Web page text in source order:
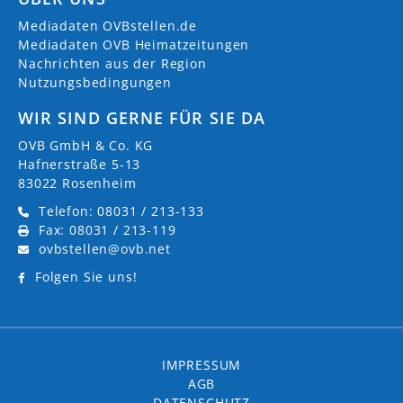
Begleitperson für Schule & Heilpädagogische
Tagesstätte (m/w/d)
Jugendlichen durch Unterstützung der Klassenleitung und
Heilpädagogischen Tagesstätte;...
18.07.2026
Bad Aibling
Pädagogische Fachkraft im Gruppendienst der
HPT (m/w/d)
für die Durchführung einer altersangemessenen Förderung
Förderung der Kinder;...
Mediadaten OVBstellen.de
Mediadaten OVB Heimatzeitungen
Nachrichten aus der Region
Nutzungsbedingungen
WIR SIND GERNE FÜR SIE DA
OVB GmbH & Co. KG
Hafnerstraße 5-13
83022 Rosenheim
Telefon: 08031 / 213-133
Fax: 08031 / 213-119
ovbstellen@ovb.net
Folgen Sie uns!
IMPRESSUM
AGB